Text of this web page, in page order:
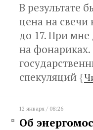
В результате
цена на свечи
до 17. При
на фонариках.
спекуляций {
12 января / 08:26
Об